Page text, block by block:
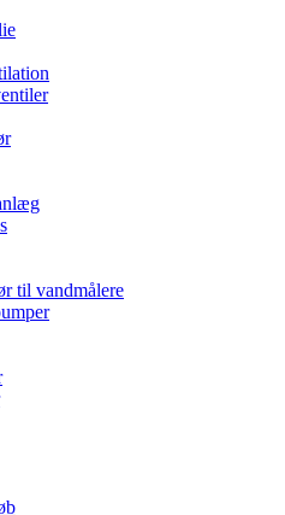
til vandmålere